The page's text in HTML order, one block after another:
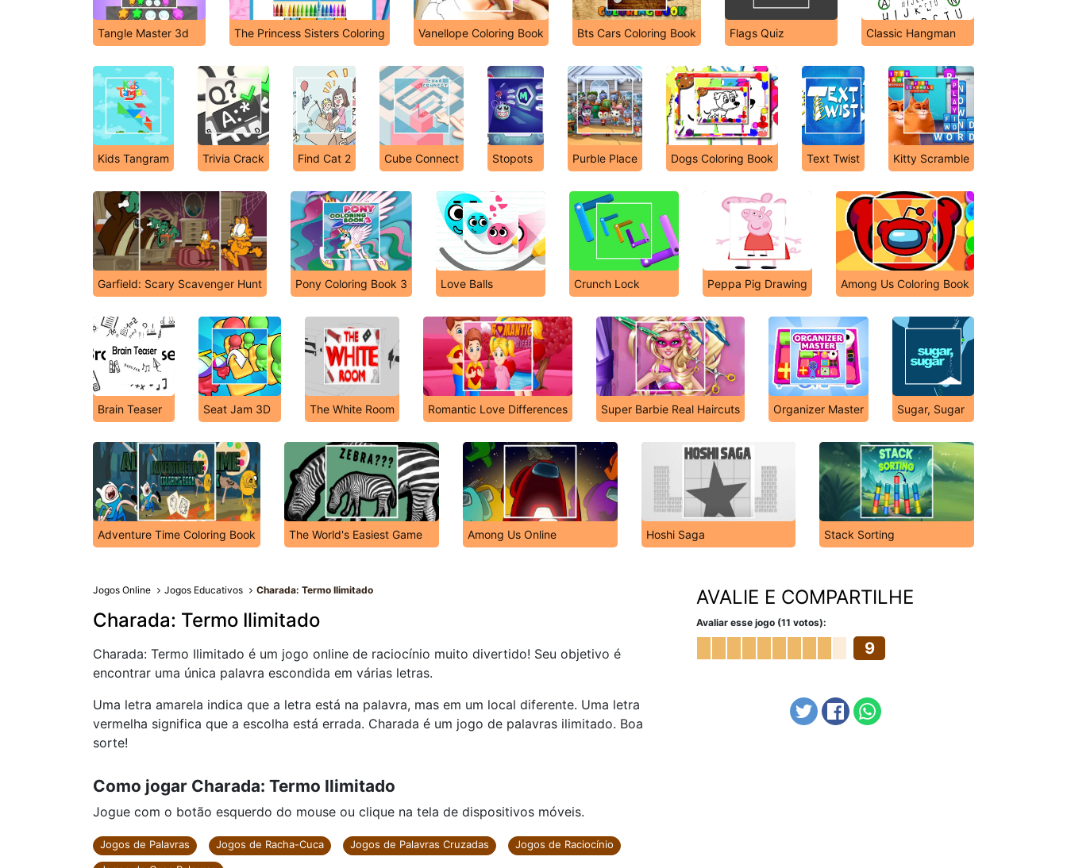
Tangle Master 3d The Princess Sisters Coloring Vanellope Coloring Book Bts Cars Coloring Book Flags Quiz Classic Hangman
Kids Tangram Trivia Crack Find Cat 2 Cube Connect Stopots Purble Place Dogs Coloring Book Text Twist Kitty Scramble
Garfield: Scary Scavenger Hunt Pony Coloring Book 3 Love Balls Crunch Lock Peppa Pig Drawing Among Us Coloring Book
Brain Teaser Seat Jam 3D The White Room Romantic Love Differences Super Barbie Real Haircuts Organizer Master Sugar, Sugar
Adventure Time Coloring Book The World's Easiest Game Among Us Online Hoshi Saga Stack Sorting
Jogos Online Jogos Educativos Charada: Termo Ilimitado
Charada: Termo Ilimitado
Charada: Termo Ilimitado é um jogo online de raciocínio muito divertido! Seu objetivo é
encontrar uma única palavra escondida em várias letras.
Uma letra amarela indica que a letra está na palavra, mas em um local diferente. Uma letra
vermelha significa que a escolha está errada. Charada é um jogo de palavras ilimitado. Boa
sorte!
Como jogar Charada: Termo Ilimitado
Jogue com o botão esquerdo do mouse ou clique na tela de dispositivos móveis.
Jogos de Palavras Jogos de Racha-Cuca Jogos de Palavras Cruzadas
Jogos de Raciocínio
AVALIE E COMPARTILHE
Avaliar esse jogo (11 votos):
9